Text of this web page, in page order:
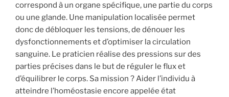
correspond à un organe spécifique, une partie du corps
ou une glande. Une manipulation localisée permet
donc de débloquer les tensions, de dénouer les
dysfonctionnements et d’optimiser la circulation
sanguine. Le praticien réalise des pressions sur des
parties précises dans le but de réguler le flux et
d’équilibrer le corps. Sa mission ? Aider l’individu à
atteindre l’homéostasie encore appelée état